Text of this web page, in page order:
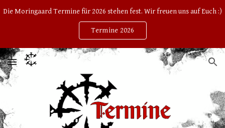
Die Moringaard Termine für 2026 stehen fest. Wir freuen uns auf Euch :)
Termine 2026